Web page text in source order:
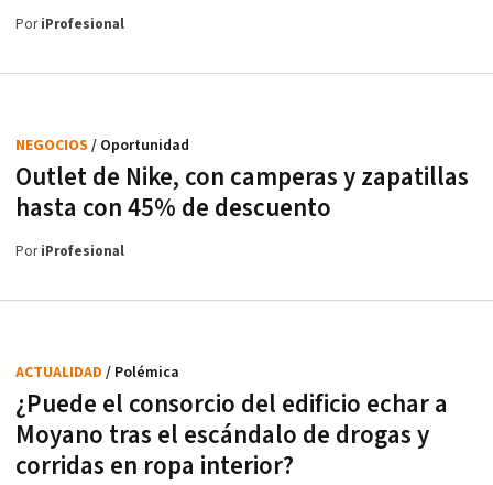
PoriProfesional
Outlet de Nike, con camperas y zapatillas
hasta con 45% de descuento
NEGOCIOS / Oportunidad
PoriProfesional
¿Puede el consorcio del edificio echar a
Moyano tras el escándalo de drogas y
corridas en ropa interior?
ACTUALIDAD / Polémica